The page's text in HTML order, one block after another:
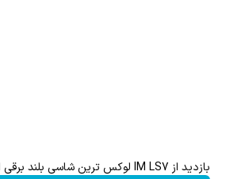
بازدید از IM LS7 لوکس ترین شاسی بلند برقی ایران در باشگاه انقلاب